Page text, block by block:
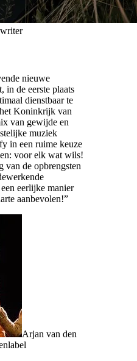
nieuwe
in de eerste plaats
dienstbaar te
Koninkrijk van
van gewijde en
muziek
in een ruime keuze
voor elk wat wils!
van de opbrengsten
eerlijke manier
aanbevolen!”
Arjan van den